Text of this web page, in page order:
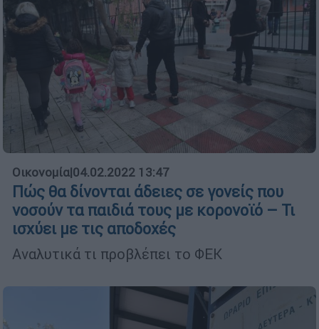
Οικονομία|04.02.2022 13:47
Πώς θα δίνονται άδειες σε γονείς που
νοσούν τα παιδιά τους με κορονοϊό – Τι
ισχύει με τις αποδοχές
Αναλυτικά τι προβλέπει το ΦΕΚ